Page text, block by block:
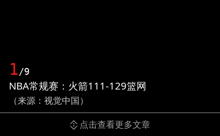
1/9
NBA常规赛：火箭111-129篮网
（来源：视觉中国）
点击查看更多文章